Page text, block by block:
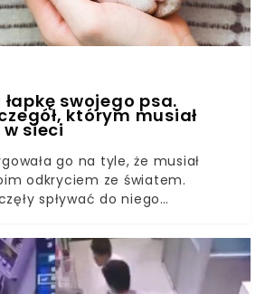
łapkę swojego psa.
którym musiał
sieci
go na tyle, że musiał
odkryciem ze światem.
spływać do niego
to samo. Lepiej szybko
zwierzę też to ma! Psy są
towarzyszami od zarania